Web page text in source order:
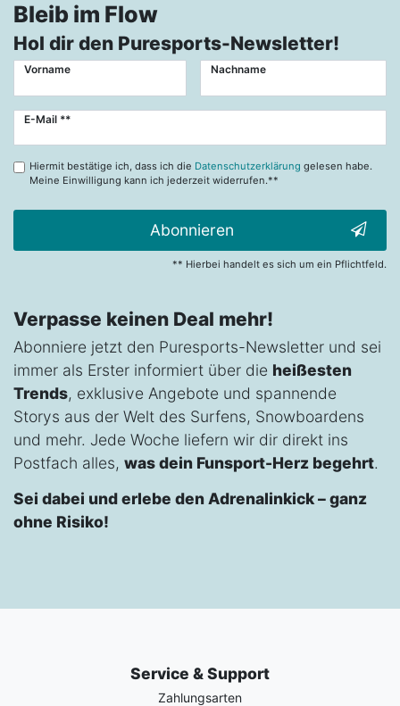
Bleib im Flow
Hol dir den Puresports-Newsletter!
Vorname Nachname
E-Mail **
Newsletter
Hiermit bestätige ich, dass ich die Datenschutzerklärung gelesen habe.
Meine Einwilligung kann ich jederzeit widerrufen.**
Abonnieren
** Hierbei handelt es sich um ein Pflichtfeld.
Verpasse keinen Deal mehr!
Abonniere jetzt den Puresports-Newsletter und sei
immer als Erster informiert über die heißesten
Trends, exklusive Angebote und spannende
Storys aus der Welt des Surfens, Snowboardens
und mehr. Jede Woche liefern wir dir direkt ins
Postfach alles, was dein Funsport-Herz begehrt.
Sei dabei und erlebe den Adrenalinkick – ganz
ohne Risiko!
Service & Support
Zahlungsarten